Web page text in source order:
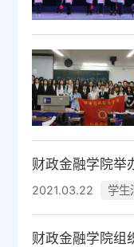
财政金融学院举
2021.03.22 学生
财政金融学院组